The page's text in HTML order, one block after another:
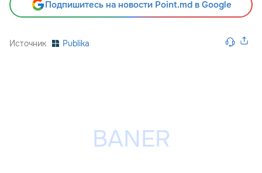
Подпишитесь на новости Point.md в Google
Источник Publika